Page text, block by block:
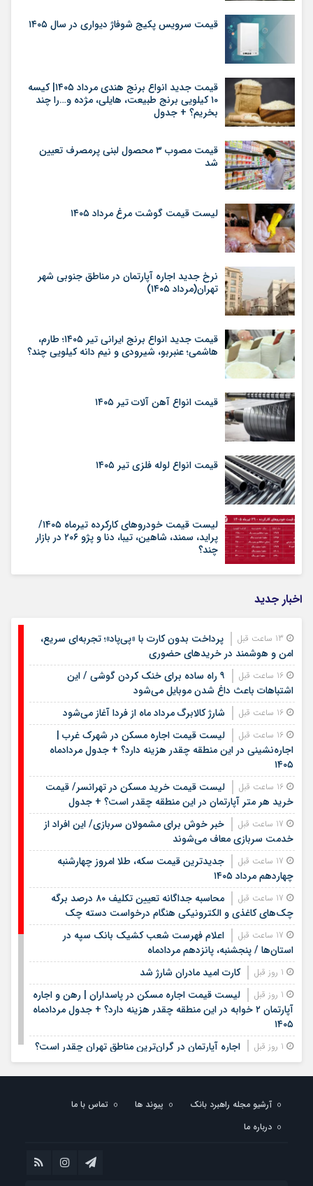
قیمت سرویس پکیج شوفاژ دیواری در سال ۱۴۰۵
قیمت جدید انواع برنج هندی مرداد ۱۴۰۵| کیسه
۱۰ کیلویی برنج طبیعت، هایلی، مژده و…را چند
بخریم؟ + جدول
قیمت مصوب ۳ محصول لبنی پرمصرف تعیین
شد
لیست قیمت گوشت مرغ مرداد ۱۴۰۵
نرخ جدید اجاره آپارتمان در مناطق جنوبی شهر
تهران(مرداد ۱۴۰۵)
قیمت جدید انواع برنج ایرانی تیر ۱۴۰۵؛ طارم،
هاشمی؛ عنبربو، شیرودی و نیم دانه کیلویی چند؟
قیمت انواع آهن آلات تیر ۱۴۰۵
قیمت انواع لوله فلزی تیر ۱۴۰۵
لیست قیمت خودروهای کارکرده تیرماه ۱۴۰۵/
پراید، سمند، شاهین، تیبا، دنا و پژو ۲۰۶ در بازار
چند؟
اخبار جدید
پرداخت بدون کارت با «پی‌پاد»؛ تجربه‌ای سریع،
امن و هوشمند در خریدهای حضوری
۹ راه ساده برای خنک کردن گوشی / این
اشتباهات باعث داغ شدن موبایل می‌شود
شارژ کالابرگ مرداد ماه از فردا آغاز می‌شود
لیست قیمت اجاره مسکن در شهرک غرب |
اجاره‌نشینی در این منطقه چقدر هزینه دارد؟ + جدول مردادماه
۱۴۰۵
لیست قیمت خرید مسکن در تهرانسر/ قیمت
خرید هر متر آپارتمان در این منطقه چقدر است؟ + جدول
خبر خوش برای مشمولان سربازی/ این افراد از
خدمت سربازی معاف می‌شوند
جدیدترین قیمت سکه، طلا امروز چهارشنبه
چهاردهم مرداد ۱۴۰۵
محاسبه جداگانه تعیین تکلیف ۸۰ درصد برگه
چک‌های کاغذی و الکترونیکی هنگام درخواست دسته چک
اعلام فهرست شعب کشیک بانک سپه در
استان‌ها / پنجشنبه، پانزدهم مردادماه
کارت امید مادران شارژ شد
لیست قیمت اجاره مسکن در پاسداران | رهن و اجاره
آپارتمان ۲ خوابه در این منطقه چقدر هزینه دارد؟ + جدول مردادماه
۱۴۰۵
اجاره آپارتمان در گران‌ترین مناطق تهران چقدر است؟
+ جدول
آپارتمان ۱۰۰ متری در این منطقه چقدر سرمایه نیاز دارد؟ + جدول
مردادماه ۱۴۰۵
خبر مهم برای دانش‌آموزان / نتایج آزمون سمپاد و
آرشیو مجله راهبرد بانک پیوند ها
تماس با ما
درباره ما